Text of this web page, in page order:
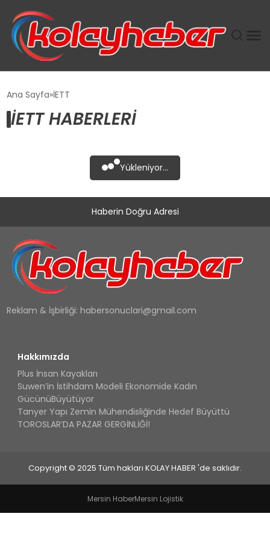
SUWEN’IN İSTIHDAM MODELI EKONOMIDE KADIN
TANYER YAPI ZEMIN MÜHENDISLIĞINDE HEDEF
TOROSLAR’DA PAZAR GERGİNLİĞİ!
Ana Sayfa İETT
İETT HABERLERI
Yükleniyor...
Haberin Doğru Adresi
Reklam & İşbirliği: habersonuclari@gmail.com
Hakkımızda
Plus İnsan Kayakları
Suwen’in İstihdam Modeli Ekonomide Kadın
GücünüBüyütüyor
Tanyer Yapı Zemin Mühendisliğinde Hedef Büyüttü
TOROSLAR’DA PAZAR GERGİNLİĞİ!
Copyright © 2025 Tüm hakları KOLAY HABER 'de saklıdır.
Mersin HaberMersin Lojistik